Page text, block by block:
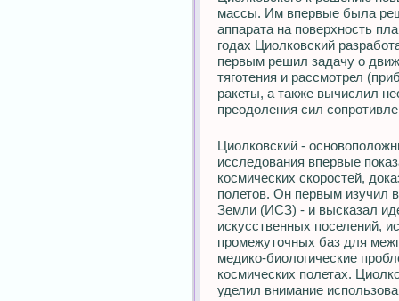
массы. Им впервые была
аппарата на поверхность
годах Циолковский
первым решил задачу о
тяготения и рассмотрел
ракеты, а также вычислил
преодоления сил
Циолковский -
исследования впервые
космических скоростей,
полетов. Он первым изучил
Земли (ИСЗ) - и высказал
искусственных поселений,
промежуточных баз для
медико-биологические
космических полетах.
уделил внимание